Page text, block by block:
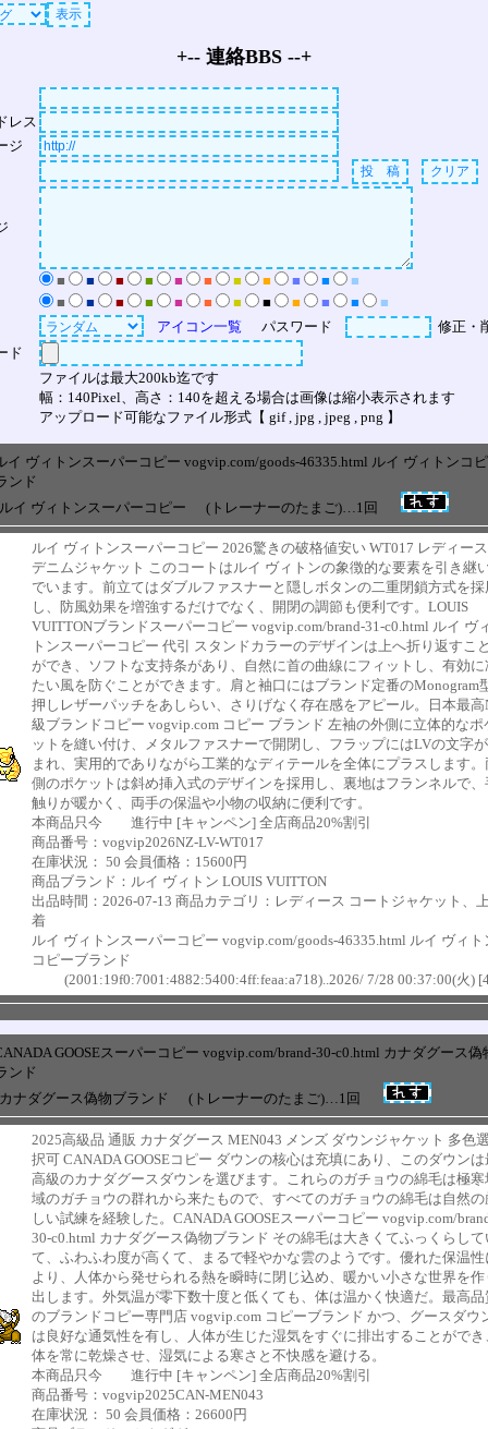
+-- 連絡BBS --+
レス
ジ
■ ■ ■ ■ ■ ■ ■ ■ ■ ■
■
■
■ ■ ■ ■ ■ ■ ■ ■ ■ ■
■
アイコン一覧 パスワード
修正・
ド
ファイルは最大200kb迄です
幅：140Pixel、高さ：140を超える場合は画像は縮小表示されます
アップロード可能なファイル形式【 gif , jpg , jpeg , png 】
イ ヴィトンスーパーコピー vogvip.com/goods-46335.html ルイ ヴィトンコ
ンド
イ ヴィトンスーパーコピー
(トレーナーのたまご)…1回
ルイ ヴィトンスーパーコピー 2026驚きの破格値安い WT017 レディース
デニムジャケット このコートはルイ ヴィトンの象徴的な要素を引き継
でいます。前立てはダブルファスナーと隠しボタンの二重閉鎖方式を採
し、防風効果を増強するだけでなく、開閉の調節も便利です。LOUIS
VUITTONブランドスーパーコピー vogvip.com/brand-31-c0.html ルイ ヴ
トンスーパーコピー 代引 スタンドカラーのデザインは上へ折り返すこと
ができ、ソフトな支持条があり、自然に首の曲線にフィットし、有効に
たい風を防ぐことができます。肩と袖口にはブランド定番のMonogram
押しレザーパッチをあしらい、さりげなく存在感をアピール。日本最高
級ブランドコピー vogvip.com コピー ブランド 左袖の外側に立体的なポ
ットを縫い付け、メタルファスナーで開閉し、フラップにはLVの文字が
まれ、実用的でありながら工業的なディテールを全体にプラスします。
側のポケットは斜め挿入式のデザインを採用し、裏地はフランネルで、
触りが暖かく、両手の保温や小物の収納に便利です。
本商品只今 進行中 [キャンペン] 全店商品20%割引
商品番号：vogvip2026NZ-LV-WT017
在庫状況： 50 会員価格：15600円
商品ブランド：ルイ ヴィトン LOUIS VUITTON
出品時間：2026-07-13 商品カテゴリ：レディース コートジャケット、上
着
ルイ ヴィトンスーパーコピー vogvip.com/goods-46335.html ルイ ヴィト
コピーブランド
(2001:19f0:7001:4882:5400:4ff:feaa:a718)..2026/ 7/28 00:37:00(火)
GOOSEスーパーコピー vogvip.com/brand-30-c0.html カナダグース偽
ンド
ナダグース偽物ブランド
(トレーナーのたまご)…1回
2025高級品 通販 カナダグース MEN043 メンズ ダウンジャケット 多色選
択可 CANADA GOOSEコピー ダウンの核心は充填にあり、このダウンは
高級のカナダグースダウンを選びます。これらのガチョウの綿毛は極寒
域のガチョウの群れから来たもので、すべてのガチョウの綿毛は自然の
しい試練を経験した。CANADA GOOSEスーパーコピー vogvip.com/
30-c0.html カナダグース偽物ブランド その綿毛は大きくてふっくらして
て、ふわふわ度が高くて、まるで軽やかな雲のようです。優れた保温性
より、人体から発せられる熱を瞬時に閉じ込め、暖かい小さな世界を作
出します。外気温が零下数十度と低くても、体は温かく快適だ。最高品
のブランドコピー専門店 vogvip.com コピーブランド かつ、グースダウ
は良好な通気性を有し、人体が生じた湿気をすぐに排出することができ
体を常に乾燥させ、湿気による寒さと不快感を避ける。
本商品只今 進行中 [キャンペン] 全店商品20%割引
商品番号：vogvip2025CAN-MEN043
在庫状況： 50 会員価格：26600円